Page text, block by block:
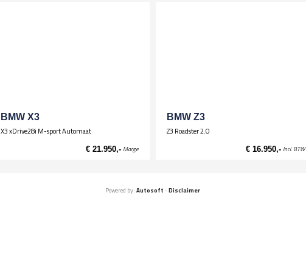
BMW X3
X3 xDrive28i M-sport Automaat
€ 21.950,- Marge
BMW Z3
Z3 Roadster 2.0
€ 16.950,- Incl. BTW
Powered by: Autosoft -Disclaimer